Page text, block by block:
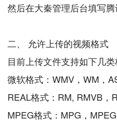
然后在大秦管理后台填写腾
二、 允许上传的视频格式
目前上传文件支持如下几类
微软格式：WMV，WM，
REAL格式：RM, RMVB，
MPEG格式：MPG，